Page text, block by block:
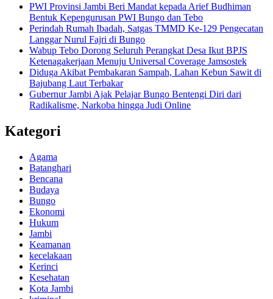
PWI Provinsi Jambi Beri Mandat kepada Arief Budhiman
Bentuk Kepengurusan PWI Bungo dan Tebo
Perindah Rumah Ibadah, Satgas TMMD Ke-129 Pengecatan
Langgar Nurul Fajri di Bungo
Wabup Tebo Dorong Seluruh Perangkat Desa Ikut BPJS
Ketenagakerjaan Menuju Universal Coverage Jamsostek
Diduga Akibat Pembakaran Sampah, Lahan Kebun Sawit di
Bajubang Laut Terbakar
Gubernur Jambi Ajak Pelajar Bungo Bentengi Diri dari
Radikalisme, Narkoba hingga Judi Online
Kategori
Agama
Batanghari
Bencana
Budaya
Bungo
Ekonomi
Hukum
Jambi
Keamanan
kecelakaan
Kerinci
Kesehatan
Kota Jambi